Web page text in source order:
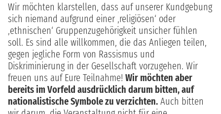
Wir möchten klarstellen, dass auf unserer Kundgebung
sich niemand aufgrund einer ‚religiösen‘ oder
‚ethnischen‘ Gruppenzugehörigkeit unsicher fühlen
soll. Es sind alle willkommen, die das Anliegen teilen,
gegen jegliche Form von Rassismus und
Diskriminierung in der Gesellschaft vorzugehen. Wir
freuen uns auf Eure Teilnahme! Wir möchten aber
bereits im Vorfeld ausdrücklich darum bitten, auf
nationalistische Symbole zu verzichten. Auch bitten